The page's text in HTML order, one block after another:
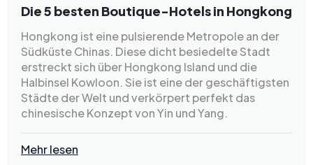
Die 5 besten Boutique-Hotels in Hongkong
Hongkong ist eine pulsierende Metropole an der
Südküste Chinas. Diese dicht besiedelte Stadt
erstreckt sich über Hongkong Island und die
Halbinsel Kowloon. Sie ist eine der geschäftigsten
Städte der Welt und verkörpert perfekt das
chinesische Konzept von Yin und Yang.
Mehr lesen